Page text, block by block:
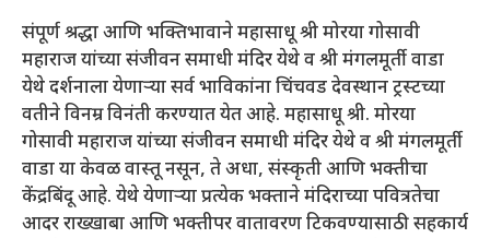
संपूर्ण श्रद्धा आणि भक्तिभावाने महासाधू श्री मोरया गोसावी
महाराज यांच्या संजीवन समाधी मंदिर येथे व श्री मंगलमूर्ती वाडा
येथे दर्शनाला येणाऱ्या सर्व भाविकांना चिंचवड देवस्थान ट्रस्टच्या
वतीने विनम्र विनंती करण्यात येत आहे. महासाधू श्री. मोरया
गोसावी महाराज यांच्या संजीवन समाधी मंदिर येथे व श्री मंगलमूर्ती
वाडा या केवळ वास्तू नसून, ते अधा, संस्कृती आणि भक्तीचा
केंद्रबिंदू आहे. येथे येणाऱ्या प्रत्येक भक्ताने मंदिराच्या पवित्रतेचा
आदर राख्खाबा आणि भक्तीपर वातावरण टिकवण्यासाठी सहकार्य